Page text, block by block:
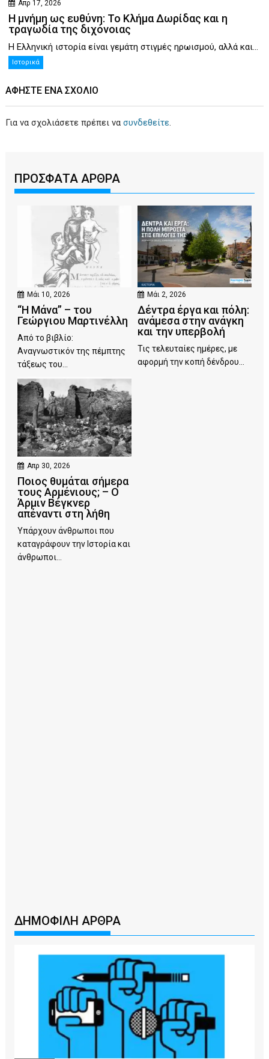
Απρ 17, 2026
Η μνήμη ως ευθύνη: Το Κλήμα Δωρίδας και η
τραγωδία της διχόνοιας
Η Ελληνική ιστορία είναι γεμάτη στιγμές ηρωισμού, αλλά και...
Ιστορικά
ΑΦΉΣΤΕ ΕΝΑ ΣΧΌΛΙΟ
Για να σχολιάσετε πρέπει νασυνδεθείτε.
ΠΡΟΣΦΑΤΑ ΑΡΘΡΑ
Μάι 10, 2026
“Η Μάνα” – του
Γεώργιου Μαρτινέλλη
Από το βιβλίο:
Αναγνωστικόν της πέμπτης
τάξεως του...
Μάι 2, 2026
Δέντρα έργα και πόλη:
ανάμεσα στην ανάγκη
και την υπερβολή
Τις τελευταίες ημέρες, με
αφορμή την κοπή δένδρου...
Απρ 30, 2026
Ποιος θυμάται σήμερα
τους Αρμένιους; – Ο
Άρμιν Βέγκνερ
απέναντι στη λήθη
Υπάρχουν άνθρωποι που
καταγράφουν την Ιστορία και
άνθρωποι...
ΔΗΜΟΦΙΛΗ ΑΡΘΡΑ